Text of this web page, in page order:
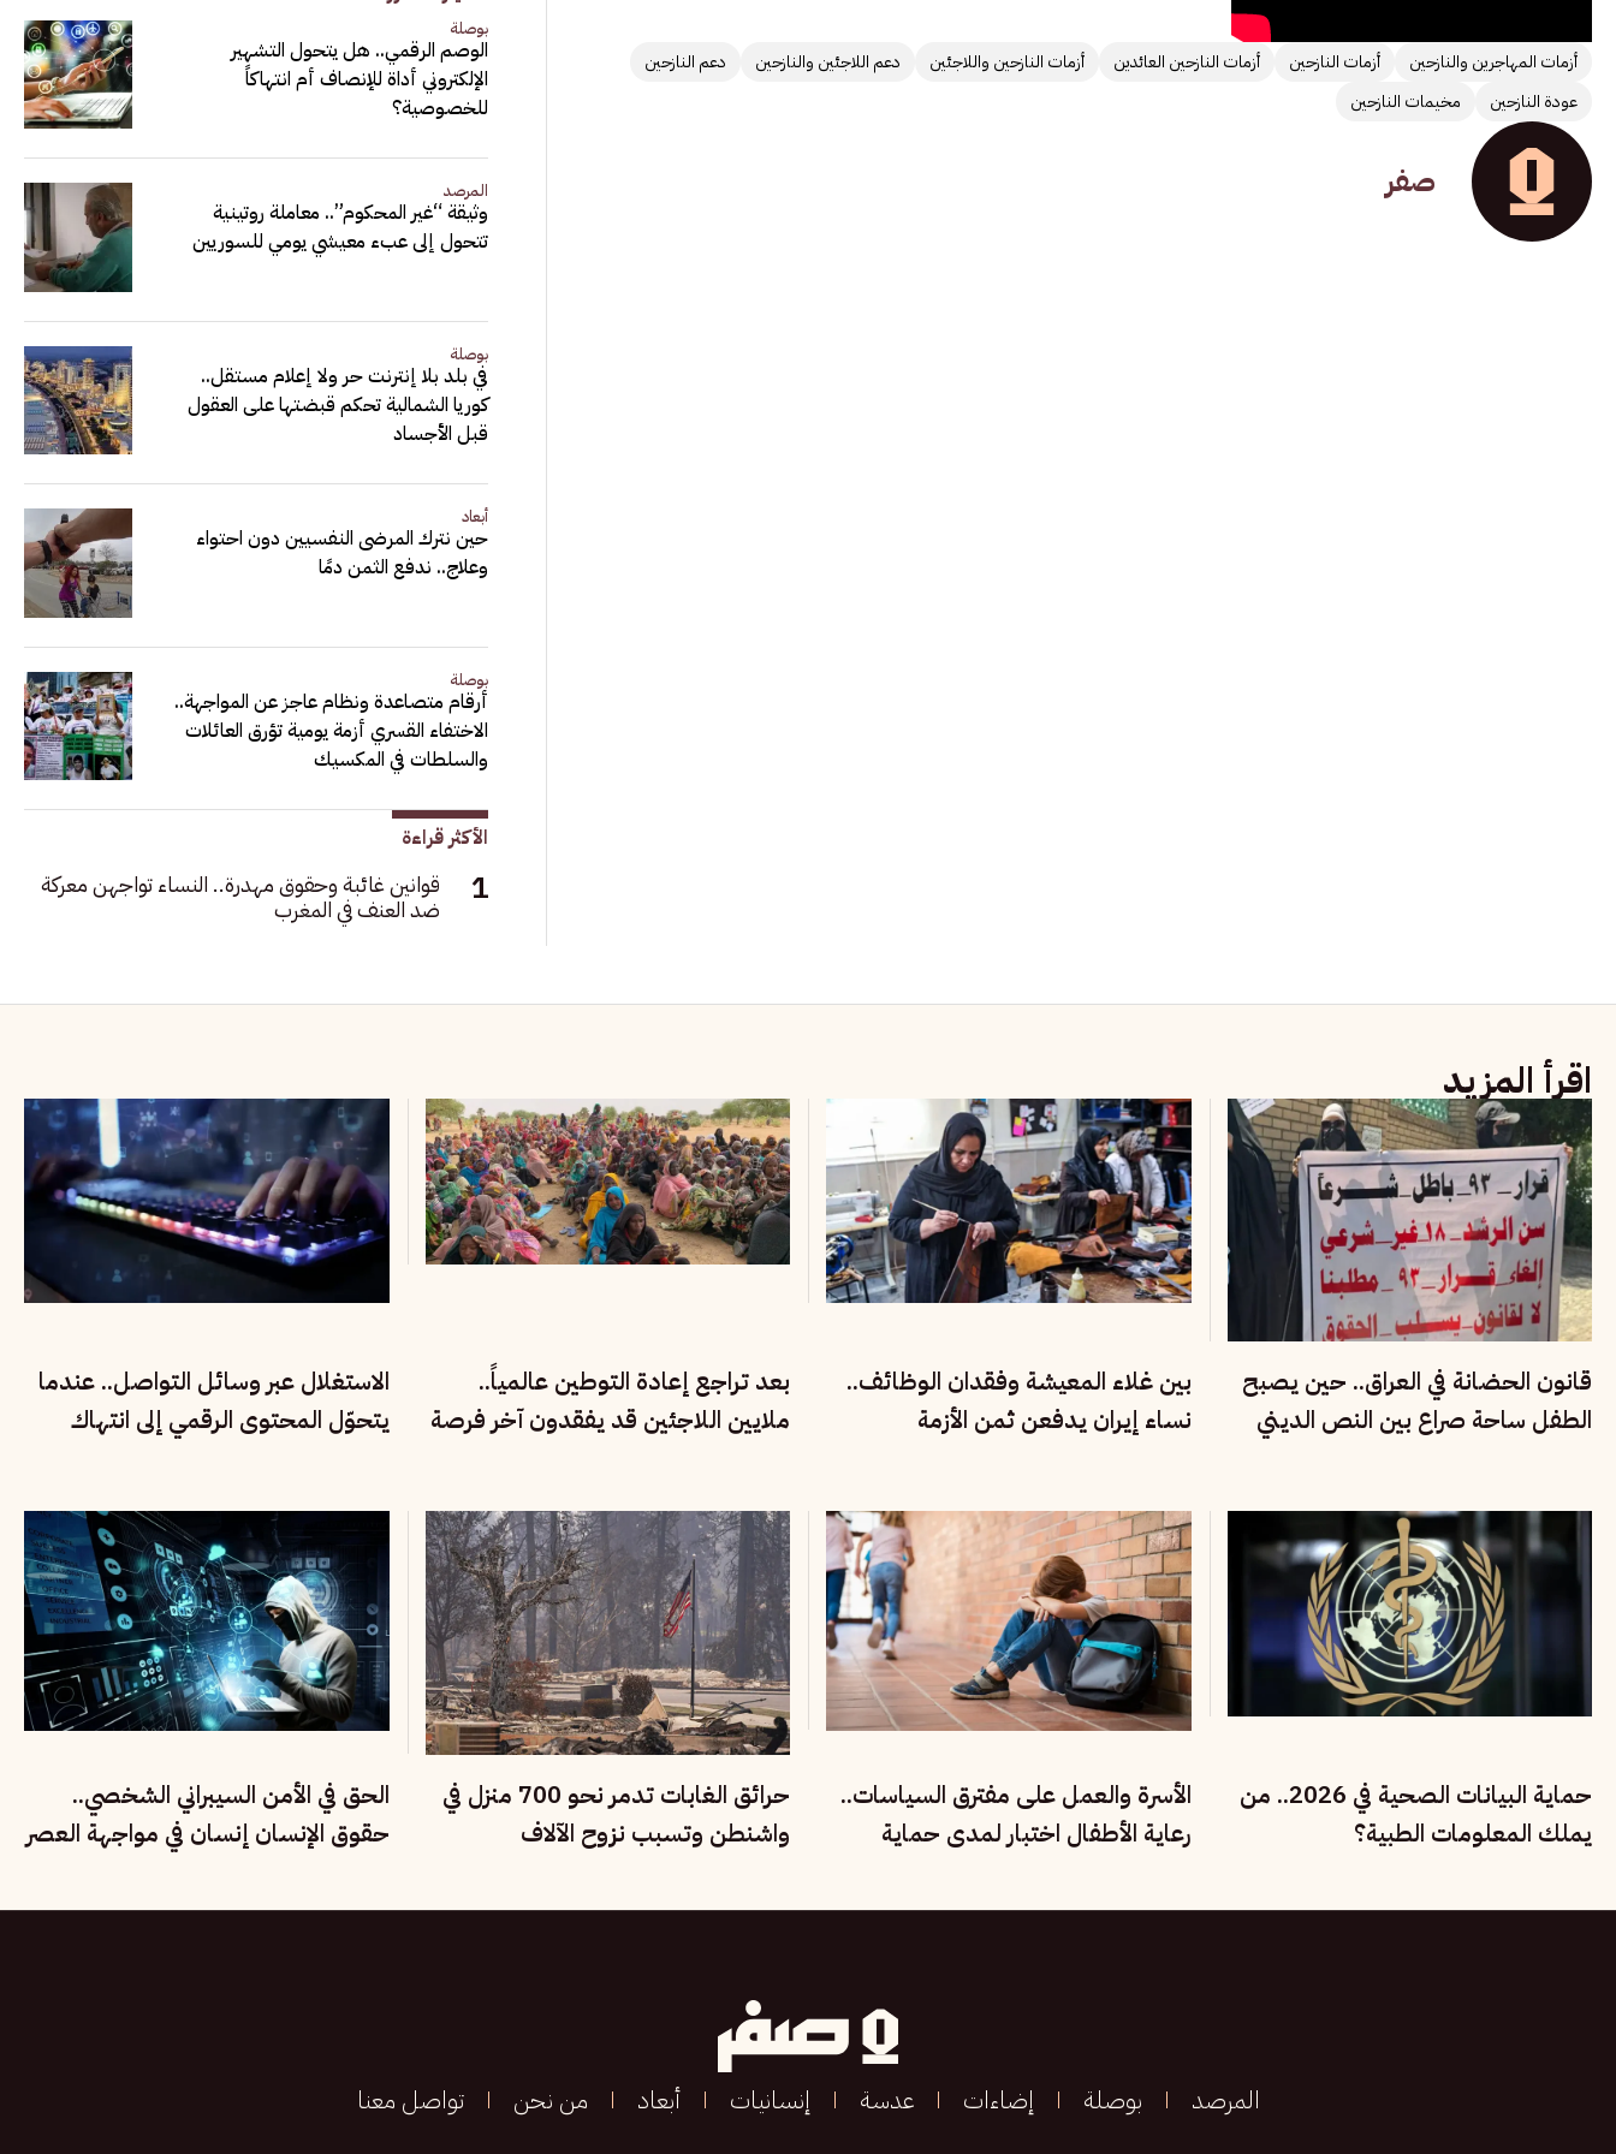
أزمات المهاجرين والنازحين أزمات النازحين أزمات النازحين العائدين أزمات النازحين واللاجئين دعم اللاجئين والنازحين
دعم النازحين
عودة النازحين
مخيمات النازحين
صفر
بوصلة
الوصم الرقمي.. هل يتحول التشهير
الإلكتروني أداة للإنصاف أم انتهاكاً
للخصوصية؟
المرصد
وثيقة “غير المحكوم”.. معاملة روتينية
تتحول إلى عبء معيشي يومي للسوريين
بوصلة
في بلد بلا إنترنت حر ولا إعلام مستقل..
كوريا الشمالية تحكم قبضتها على العقول
قبل الأجساد
أبعاد
حين نترك المرضى النفسيين دون احتواء
وعلاج.. ندفع الثمن دمًا
بوصلة
أرقام متصاعدة ونظام عاجز عن المواجهة..
الاختفاء القسري أزمة يومية تؤرق العائلات
والسلطات في المكسيك
الأكثر قراءة
قوانين غائبة وحقوق مهدرة.. النساء تواجهن معركة
ضد العنف في المغرب
اقرأ المزيد
قانون الحضانة في العراق.. حين يصبح
الطفل ساحة صراع بين النص الديني
بين غلاء المعيشة وفقدان الوظائف..
نساء إيران يدفعن ثمن الأزمة
بعد تراجع إعادة التوطين عالمياً..
ملايين اللاجئين قد يفقدون آخر فرصة
الاستغلال عبر وسائل التواصل.. عندما
يتحوّل المحتوى الرقمي إلى انتهاك
حماية البيانات الصحية في 2026.. من
يملك المعلومات الطبية؟
الأسرة والعمل على مفترق السياسات..
رعاية الأطفال اختبار لمدى حماية
حرائق الغابات تدمر نحو 700 منزل في
واشنطن وتسبب نزوح الآلاف
الحق في الأمن السيبراني الشخصي..
حقوق الإنسان إنسان في مواجهة العصر
المرصد بوصلة إضاءات عدسة إنسانيات أبعاد من نحن تواصل معنا